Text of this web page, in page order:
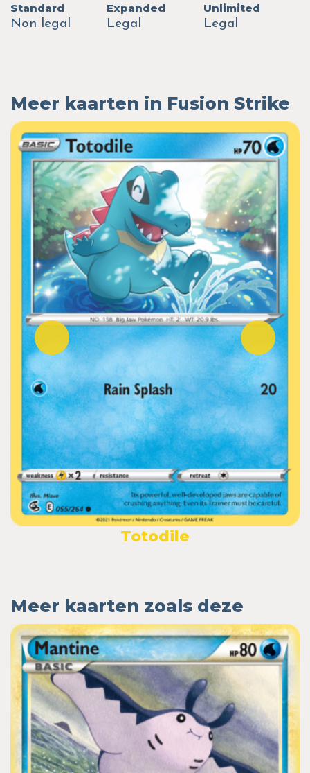
Standard
Non legal
Expanded
Legal
Unlimited
Legal
Meer kaarten in Fusion Strike
Totodile
Meer kaarten zoals deze